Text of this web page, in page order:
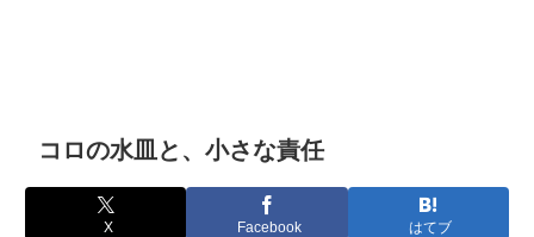
コロの水皿と、小さな責任
X Facebook はてブ